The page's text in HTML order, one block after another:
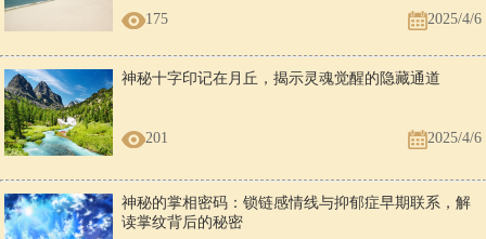
175 2025/4/6
神秘十字印记在月丘，揭示灵魂觉醒的隐藏通道
201 2025/4/6
神秘的掌相密码：锁链感情线与抑郁症早期联系，解
读掌纹背后的秘密